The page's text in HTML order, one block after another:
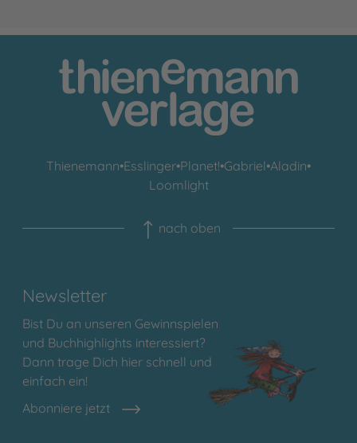
Thienemann•Esslinger•Planet!•Gabriel•Aladin•
Loomlight
nach oben
Newsletter
Bist Du an unseren Gewinnspielen
und Buchhighlights interessiert?
Dann trage Dich hier schnell und
einfach ein!
Abonniere jetzt